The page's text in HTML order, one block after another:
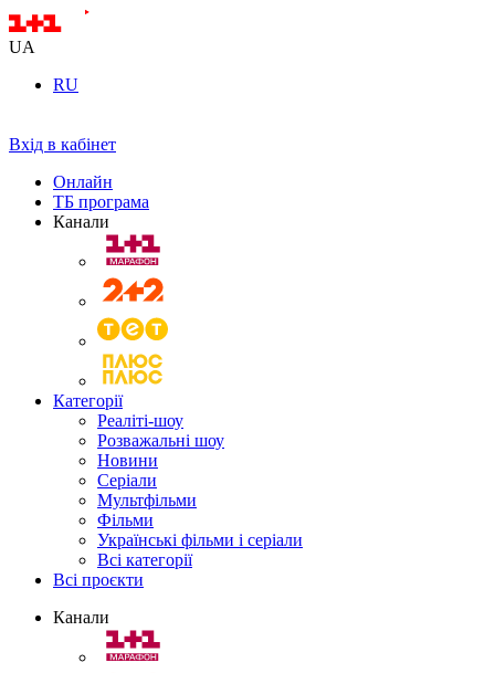
UA
RU
Вхід в кабінет
Онлайн
ТБ програма
Канали
Категорії
Реаліті-шоу
Розважальні шоу
Новини
Серіали
Мультфільми
Фільми
Українські фільми і серіали
Всі категорії
Всі проєкти
Канали